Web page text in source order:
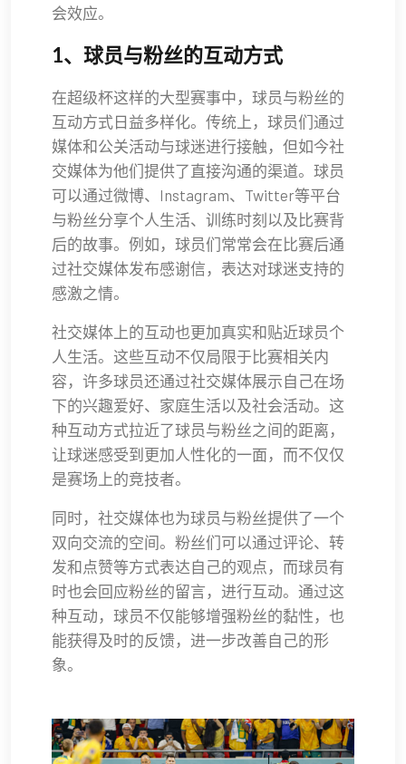
会效应。
1、球员与粉丝的互动方式
在超级杯这样的大型赛事中，球员与粉丝的
互动方式日益多样化。传统上，球员们通过
媒体和公关活动与球迷进行接触，但如今社
交媒体为他们提供了直接沟通的渠道。球员
可以通过微博、Instagram、Twitter等平台
与粉丝分享个人生活、训练时刻以及比赛背
后的故事。例如，球员们常常会在比赛后通
过社交媒体发布感谢信，表达对球迷支持的
感激之情。
社交媒体上的互动也更加真实和贴近球员个
人生活。这些互动不仅局限于比赛相关内
容，许多球员还通过社交媒体展示自己在场
下的兴趣爱好、家庭生活以及社会活动。这
种互动方式拉近了球员与粉丝之间的距离，
让球迷感受到更加人性化的一面，而不仅仅
是赛场上的竞技者。
同时，社交媒体也为球员与粉丝提供了一个
双向交流的空间。粉丝们可以通过评论、转
发和点赞等方式表达自己的观点，而球员有
时也会回应粉丝的留言，进行互动。通过这
种互动，球员不仅能够增强粉丝的黏性，也
能获得及时的反馈，进一步改善自己的形
象。